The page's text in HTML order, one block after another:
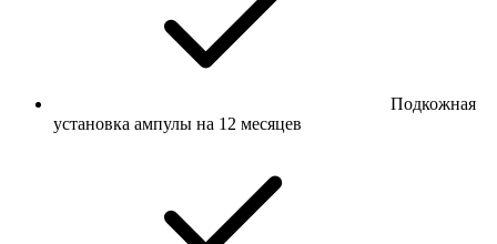
Подкожная
установка ампулы на 12 месяцев